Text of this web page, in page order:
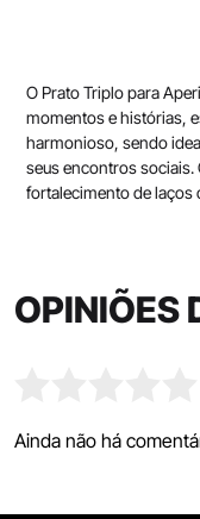
O Prato Triplo para
momentos e histórias,
harmonioso, sendo
seus encontros sociais.
fortalecimento de laços
OPINIÕES
Ainda não há